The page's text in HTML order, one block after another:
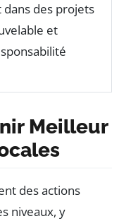
des projets
et
Meilleur
des actions
niveaux, y